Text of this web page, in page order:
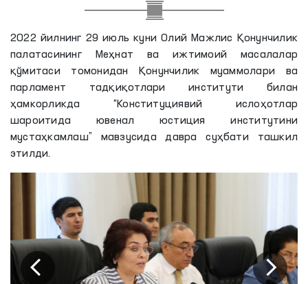
2022 йилнинг 29 июль куни Олий Мажлис Қонунчилик
палатасининг Меҳнат ва ижтимоий масалалар
қўмитаси томонидан Қонунчилик муаммолари ва
парламент тадқиқотлари институти билан
ҳамкорликда “Конституциявий ислоҳотлар
шароитида ювенал юстиция институтини
мустаҳкамлаш” мавзусида давра суҳбати ташкил
этилди.